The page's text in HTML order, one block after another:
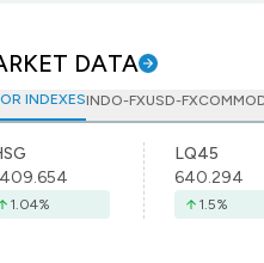
DATA
INDEXESINDO-FXUSD-FX
1.04%
LQ45
640.294
1.5%